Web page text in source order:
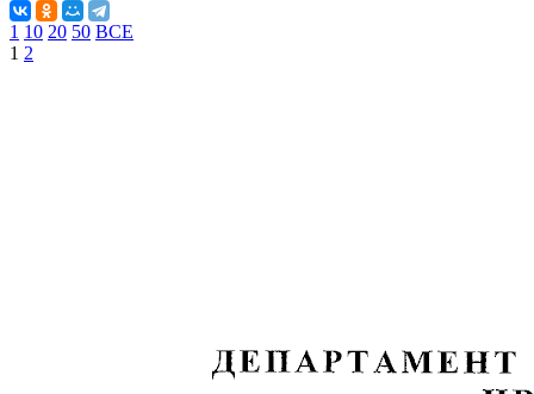
1 10 20 50 ВСЕ
1 2